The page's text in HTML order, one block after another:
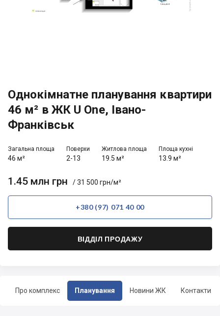
Про комплекс Планування Новини ЖК Контакти
Однокімнатне планування квартири
46 м² в ЖК U One, Івано-
Франківськ
Загальна площа
46 м²
Поверхи
2-13
Житлова площа
19.5 м²
Площа кухні
13.9 м²
1.45 млн грн / 31 500 грн/м²
+380 (97) 071 40 00
ВІДДІЛ ПРОДАЖУ